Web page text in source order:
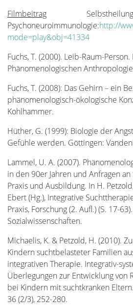
Filmbeitrag
Psychoneuroimmunologie:http://
mode=play&obj=41334
Fuchs, T. (2000). Leib-Raum-
Phänomenologischen
Fuchs, T. (2008): Das Gehirn – ein
phänomenologisch-ökologische
Kohlhammer.
Hüther, G. (1999): Biologie der
Gefühle werden. Göttingen:
Lammel, U. A. (2007).
in den 90er Jahren und Anfragen
Praxis und Ausbildung. In H.
Ebert (Hg.), Integrative
Praxis, Forschung (2. Aufl.) (S. 17-
Sozialwissenschaften.
Michaelis, K. & Petzold, H. (2010).
Kindern suchtbelasteter Familien
integrativen Therapie. Integrativ-
Überlegungen zur Entwicklung von
bei Kindern mit suchtkranken
36 (2/3), 252-280.